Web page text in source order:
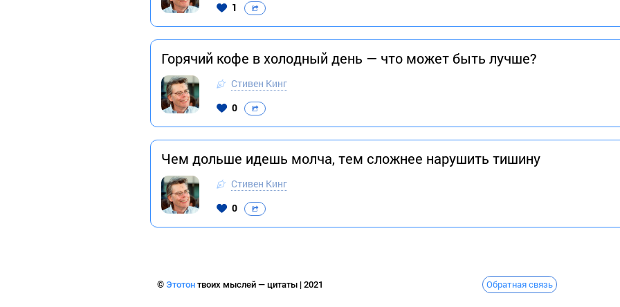
1
Горячий кофе в холодный день — что может быть лучше?
Стивен Кинг
0
Чем дольше идешь молча, тем сложнее нарушить тишину
Стивен Кинг
0
Обратная связь
© Этотон твоих мыслей — цитаты | 2021